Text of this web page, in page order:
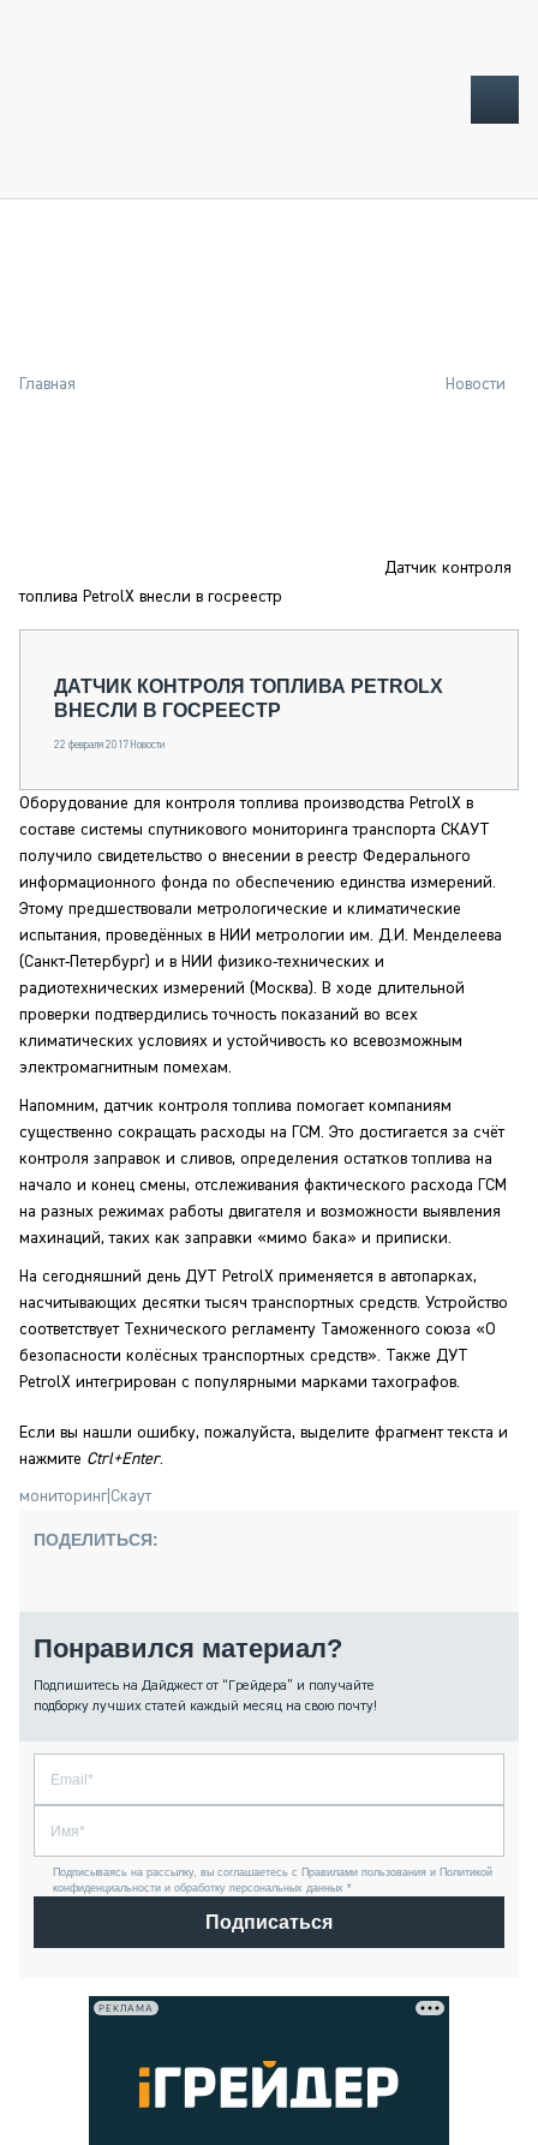
СПЕЦПРОЕКТЫ
О ПРОЕКТЕ
Главная Новости
Датчик контроля
топлива PetrolX внесли в госреестр
ДАТЧИК КОНТРОЛЯ ТОПЛИВА PETROLX
ВНЕСЛИ В ГОСРЕЕСТР
22 февраля 2017 Новости
Оборудование для контроля топлива производства PetrolX в
составе системы спутникового мониторинга транспорта СКАУТ
получило свидетельство о внесении в реестр Федерального
информационного фонда по обеспечению единства измерений.
Этому предшествовали метрологические и климатические
испытания, проведённых в НИИ метрологии им. Д.И. Менделеева
(Санкт-Петербург) и в НИИ физико-технических и
радиотехнических измерений (Москва). В ходе длительной
проверки подтвердились точность показаний во всех
климатических условиях и устойчивость ко всевозможным
электромагнитным помехам.
Напомним, датчик контроля топлива помогает компаниям
существенно сокращать расходы на ГСМ. Это достигается за счёт
контроля заправок и сливов, определения остатков топлива на
начало и конец смены, отслеживания фактического расхода ГСМ
на разных режимах работы двигателя и возможности выявления
махинаций, таких как заправки «мимо бака» и приписки.
На сегодняшний день ДУТ PetrolX применяется в автопарках,
насчитывающих десятки тысяч транспортных средств. Устройство
соответствует Технического регламенту Таможенного союза «О
безопасности колёсных транспортных средств». Также ДУТ
PetrolX интегрирован с популярными марками тахографов.
Если вы нашли ошибку, пожалуйста, выделите фрагмент текста и
нажмите Ctrl+Enter.
мониторинг Скаут
ПОДЕЛИТЬСЯ:
Понравился материал?
Подпишитесь на Дайджест от “Грейдера” и получайте
подборку лучших статей каждый месяц на свою почту!
Подписываясь на рассылку, вы соглашаетесь с Правилами пользования и Политикой
конфиденциальности и обработку персональных данных *
Подписаться
РЕКЛАМА